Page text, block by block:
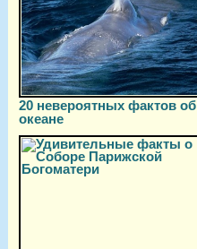
20 невероятных фактов об
океане